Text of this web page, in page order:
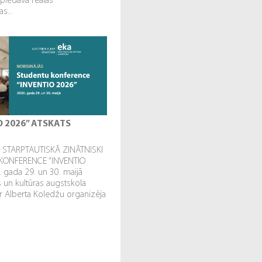
2026” ATSKATS
STARPTAUTISKĀ ZINĀTNISKI
“INVENTIO
gada 29. un 30. maijā
un kultūras augstskola
Alberta Koledžu organizēja